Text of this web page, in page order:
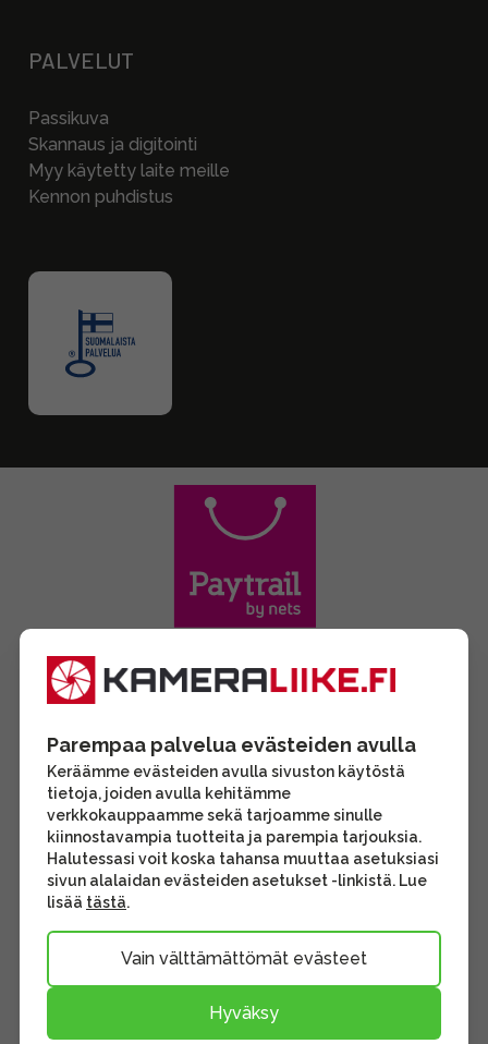
PALVELUT
Passikuva
Skannaus ja digitointi
Myy käytetty laite meille
Kennon puhdistus
Parempaa palvelua evästeiden avulla
Keräämme evästeiden avulla sivuston käytöstä
tietoja, joiden avulla kehitämme
verkkokauppaamme sekä tarjoamme sinulle
kiinnostavampia tuotteita ja parempia tarjouksia.
Halutessasi voit koska tahansa muuttaa asetuksiasi
sivun alalaidan evästeiden asetukset -linkistä. Lue
lisää tästä.
Vain välttämättömät evästeet
Hyväksy